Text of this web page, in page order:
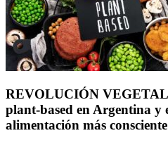
REVOLUCIÓN
plant-based en Argentina y
alimentación más consciente